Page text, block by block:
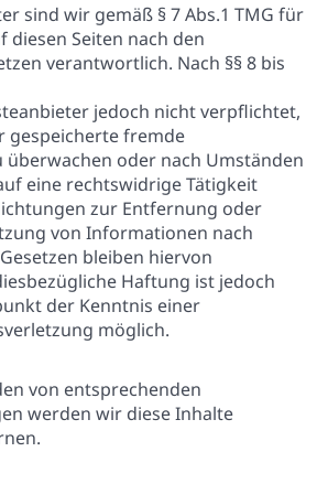
sind wir gemäß § 7 Abs.1 TMG für
diesen Seiten nach den
verantwortlich. Nach §§ 8 bis
jedoch nicht verpflichtet,
gespeicherte fremde
oder nach Umständen
eine rechtswidrige Tätigkeit
zur Entfernung oder
von Informationen nach
bleiben hiervon
Haftung ist jedoch
der Kenntnis einer
möglich.
von entsprechenden
werden wir diese Inhalte